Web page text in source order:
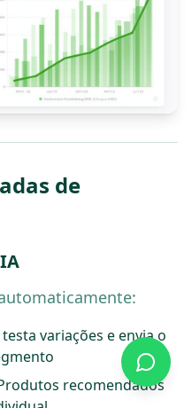
de
testa variações e envia o
recomendados